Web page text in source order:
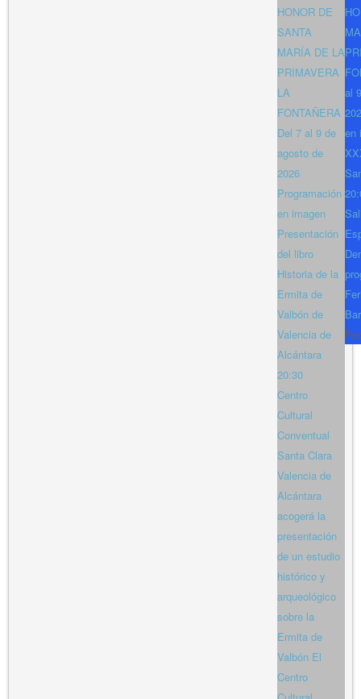
HONOR DE
SANTA
MARÍA DE LA
PRIMAVERA
LA
FONTAÑERA
Del 7 al 9 de
agosto de
2026
Programación
en imagen
Presentación
del libro
Historia de la
Ermita de
Valbón de
Valencia de
Alcántara
20:30
Centro
Cultural
Conventual
Santa Clara
Valencia de
Alcántara
acogerá la
presentación
de un estudio
histórico y
arqueológico
sobre la
Ermita de
Valbón El
Centro
al
en